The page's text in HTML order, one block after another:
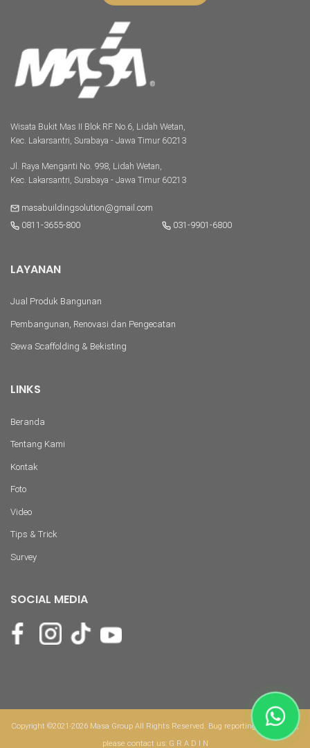
Wisata Bukit Mas II Blok RF No.6, Lidah Wetan,
Kec. Lakarsantri, Surabaya - Jawa Timur 60213
Jl. Raya Menganti No. 998, Lidah Wetan,
Kec. Lakarsantri, Surabaya - Jawa Timur 60213
masabuildingsolution@gmail.com
0811-3655-800
031-9901-6800
LAYANAN
Jual Produk Bangunan
Pembangunan, Renovasi dan Pengecatan
Sewa Scaffolding & Bekisting
LINKS
Beranda
Tentang Kami
Kontak
Foto
Video
Tips & Trick
Survey
SOCIAL MEDIA
Copyright ©2021-2026 Masa Group All Rights Reserved. Bug reporting & feedback,
please contact us: G R A D I N